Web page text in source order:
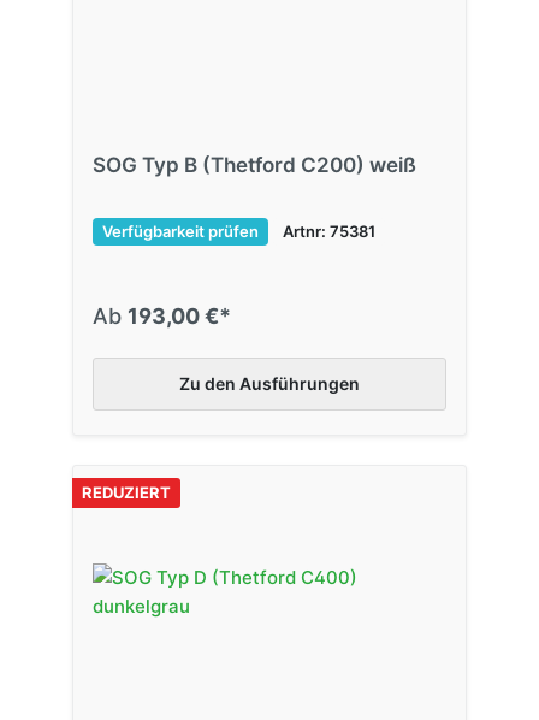
SOG Typ B (Thetford C200) weiß
Verfügbarkeit prüfen Artnr: 75381
Ab 193,00 €*
Zu den Ausführungen
REDUZIERT